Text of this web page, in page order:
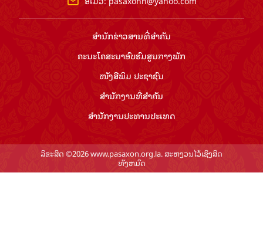
ສຳ​ນັກ​ຂ່າວ​ສານ​ທີ່​ສຳ​ຄັນ​
ຄະນະໂຄສະນາອົບຮົມ​ສູນ​ກາງ​ພັກ
ໜັງສືພິມ ປະ​ຊາ​ຊົນ
ສຳ​ນັກ​ງານ​ທີ່​ສຳ​ຄັນ
ສຳ​ນັກ​ງານ​ປະ​ທານ​ປະ​ເທດ
ລິຂະສິດ ©2026 www.pasaxon.org.la. ສະຫງວນໄວ້ເຊິງສິດ
ທັງຫມົດ